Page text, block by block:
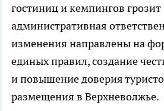
гостиниц и кемпингов грозит
административная
изменения направлены на
единых правил, создание
и повышение доверия
размещения в Верхневолжье.